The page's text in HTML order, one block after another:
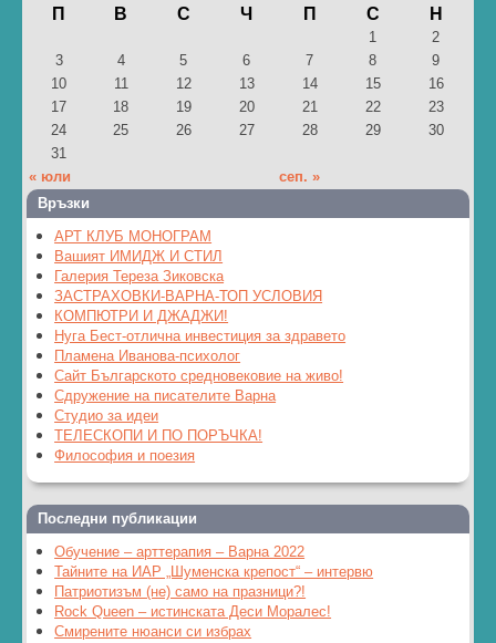
П В С Ч П С Н
« юли сеп. »
1
2
3
4 5 6 7 8
9
10
11 12 13 14 15
16
17
18 19 20 21 22
23
24
25 26 27 28 29
30
31
Връзки
АРТ КЛУБ МОНОГРАМ
Вашият ИМИДЖ И СТИЛ
Галерия Тереза Зиковска
ЗАСТРАХОВКИ-ВАРНА-ТОП УСЛОВИЯ
КОМПЮТРИ И ДЖАДЖИ!
Нуга Бест-отлична инвестиция за здравето
Пламена Иванова-психолог
Сайт Българското средновековие на живо!
Сдружение на писателите Варна
Студио за идеи
ТЕЛЕСКОПИ И ПО ПОРЪЧКА!
Философия и поезия
Последни публикации
Обучение – арттерапия – Варна 2022
Тайните на ИАР „Шуменска крепост“ – интервю
Патриотизъм (не) само на празници?!
Rock Queen – истинската Деси Моралес!
Смирените нюанси си избрах